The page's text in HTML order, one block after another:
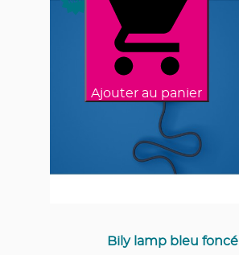
Ajouter au panier
Bily lamp bleu foncé